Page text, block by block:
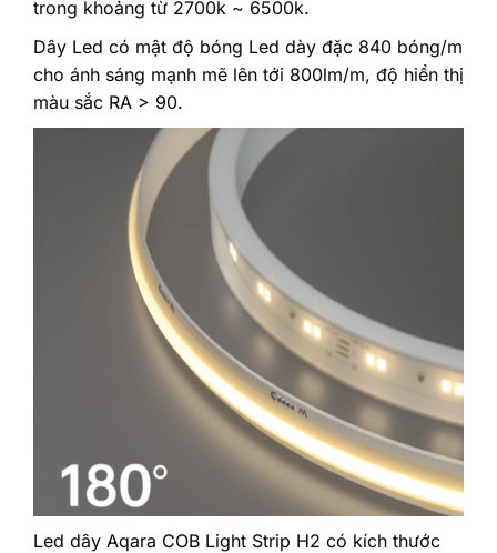
trong khoảng từ 2700k ~ 6500k.
Dây Led có mật độ bóng Led dày đặc 840 bóng/m
cho ánh sáng mạnh mẽ lên tới 800lm/m, độ hiển thị
màu sắc RA > 90.
Led dây Aqara COB Light Strip H2 có kích thước